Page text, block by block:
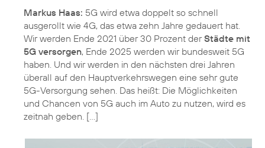
Markus Haas: 5G wird etwa doppelt so schnell
ausgerollt wie 4G, das etwa zehn Jahre gedauert hat.
Wir werden Ende 2021 über 30 Prozent derStädte mit
5G versorgen, Ende 2025 werden wir bundesweit 5G
haben. Und wir werden in den nächsten drei Jahren
überall auf den Hauptverkehrswegen eine sehr gute
5G-Versorgung sehen. Das heißt: Die Möglichkeiten
und Chancen von 5G auch im Auto zu nutzen, wird es
zeitnah geben. [...]